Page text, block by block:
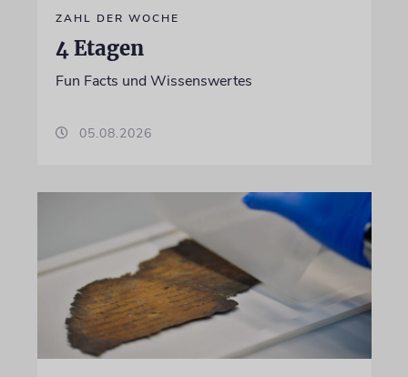
ZAHL DER WOCHE
4 Etagen
Fun Facts und Wissenswertes
05.08.2026